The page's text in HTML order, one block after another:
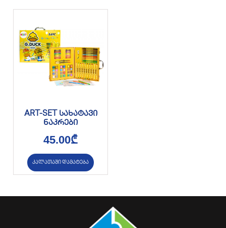
ART-SET სახატავი
ნაკრები
45.00₾
კალათაში დამატება